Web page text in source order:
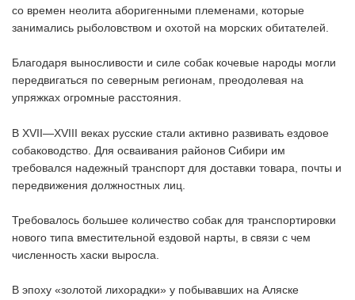
со времен неолита аборигенными племенами, которые
занимались рыболовством и охотой на морских обитателей.
Благодаря выносливости и силе собак кочевые народы могли
передвигаться по северным регионам, преодолевая на
упряжках огромные расстояния.
В XVII—XVIII веках русские стали активно развивать ездовое
собаководство. Для осваивания районов Сибири им
требовался надежный транспорт для доставки товара, почты и
передвижения должностных лиц.
Требовалось большее количество собак для транспортировки
нового типа вместительной ездовой нарты, в связи с чем
численность хаски выросла.
В эпоху «золотой лихорадки» у побывавших на Аляске